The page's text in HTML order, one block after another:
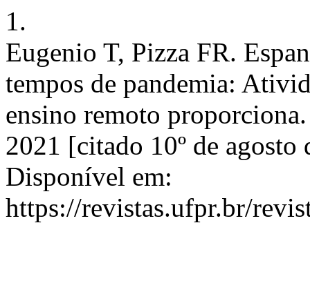
1.
Eugenio T, Pizza FR.
tempos de pandemia:
ensino remoto
2021 [citado 10º de
Disponível em:
https://revistas.ufpr.br/